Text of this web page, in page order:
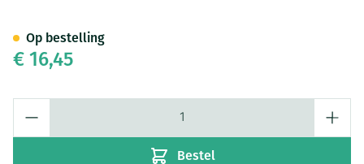
€ 16,45
Bestel
Op bestelling